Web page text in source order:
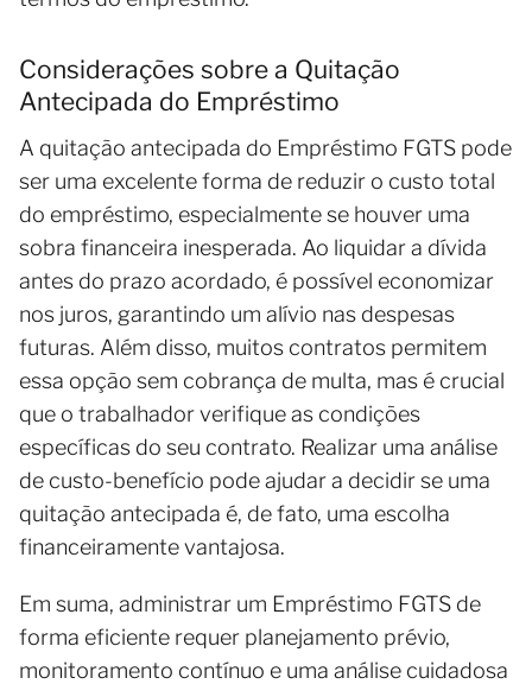
Considerações sobre a Quitação
Antecipada do Empréstimo
A quitação antecipada do Empréstimo FGTS pode
ser uma excelente forma de reduzir o custo total
do empréstimo, especialmente se houver uma
sobra financeira inesperada. Ao liquidar a dívida
antes do prazo acordado, é possível economizar
nos juros, garantindo um alívio nas despesas
futuras. Além disso, muitos contratos permitem
essa opção sem cobrança de multa, mas é crucial
que o trabalhador verifique as condições
específicas do seu contrato. Realizar uma análise
de custo-benefício pode ajudar a decidir se uma
quitação antecipada é, de fato, uma escolha
financeiramente vantajosa.
Em suma, administrar um Empréstimo FGTS de
forma eficiente requer planejamento prévio,
monitoramento contínuo e uma análise cuidadosa